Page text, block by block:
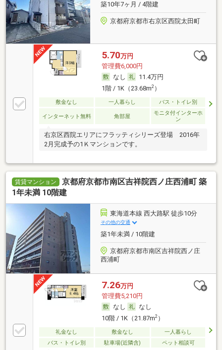
築10年7ヶ月 / 4階建
京都府京都市右京区西院太田町
5.70万円
管理費6,000円
なし
11.4万円
1階 / 1K（23.68m2）
敷金なし 一人暮らし バス・トイレ別
インターネット無料 角部屋
モニタ付インターホ
ン
右京区西院エリアにフラッティシリーズ登場 2016年
2月完成予の1Ｋマンションです。
賃貸マンション
京都府京都市南区吉祥院西ノ庄西浦町 築
1年未満 10階建
東海道本線 西大路駅 徒歩10分
その他の交通
築1年未満 / 10階建
京都府京都市南区吉祥院西ノ庄
西浦町
7.26万円
管理費5,210円
なし
なし
10階 / 1K（21.87m2）
礼金なし 敷金なし
一人暮らし
バス・トイレ別
駐車場(近隣含) ペット相談可